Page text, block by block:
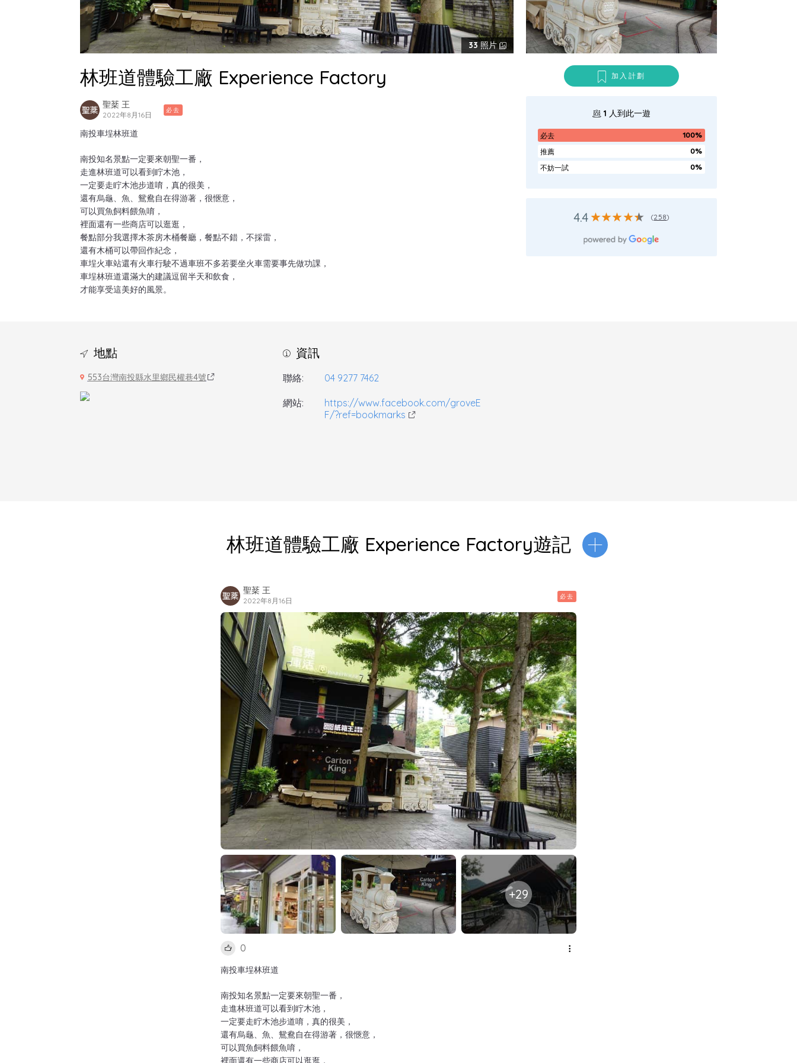
33照片
林班道體驗工廠 Experience Factory
聖棻 王
2022年8月16日
必去
南投車埕林班道
南投知名景點一定要來朝聖一番，
走進林班道可以看到眝木池，
一定要走眝木池步道唷，真的很美，
還有烏龜、魚、鴛鴦自在得游著，很愜意，
可以買魚飼料餵魚唷，
裡面還有一些商店可以逛逛，
餐點部分我選擇木茶房木桶餐廳，餐點不錯，不採雷，
還有木桶可以帶回作紀念，
車埕火車站還有火車行駛不過車班不多若要坐火車需要事先做功課，
車埕林班道還滿大的建議逗留半天和飲食，
才能享受這美好的風景。
加入計劃
1 人到此一遊
必去
100%
推薦
0%
不妨一試
0%
4.4 (258)
地點
553台灣南投縣水里鄉民權巷4號
資訊
聯絡: 04 9277 7462
網站:
https://www.facebook.com/groveE
F/?ref=bookmarks
林班道體驗工廠 Experience Factory遊記
聖棻 王
2022年8月16日 必去
+29
0
南投車埕林班道
南投知名景點一定要來朝聖一番，
走進林班道可以看到眝木池，
一定要走眝木池步道唷，真的很美，
還有烏龜、魚、鴛鴦自在得游著，很愜意，
可以買魚飼料餵魚唷，
裡面還有一些商店可以逛逛，